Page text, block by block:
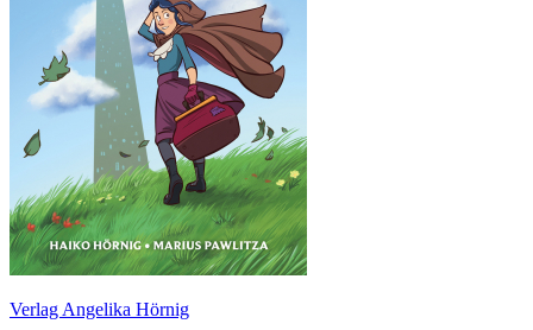
Verlag Angelika Hörnig